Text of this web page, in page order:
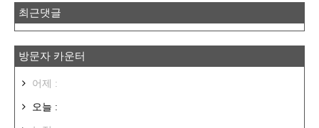
최근댓글
방문자 카운터
어제 :
오늘 :